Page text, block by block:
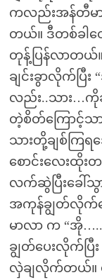
ကလည်းအန်တီမ
တယ်။ ဒီတစ်ခါတ
တုန့်ပြန်လာတယ်
ချင်းခွာလိုက်ပြီ
လည်း..သား…ကို
တဲ့စိတ်ကြောင့်သ
သားတို့ချစ်ကြရအ
စောင်းလေးထို
လက်ဆွဲပြီးခေါ်
အကုန်ချွတ်လိုက်တ
မာလာ က “အို
ချွတ်ပေးလိုက်ပြီ
လှဲချလိုက်တယ်။ န